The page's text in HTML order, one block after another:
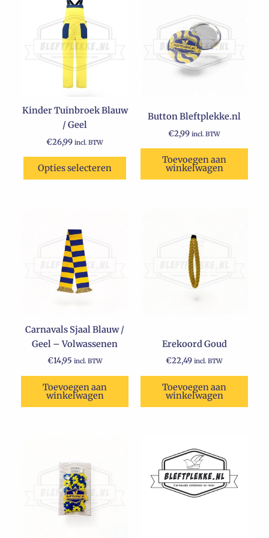
Kinder Tuinbroek Blauw
/ Geel
€26,99 incl. BTW
Opties selecteren
product
heeft
meerdere
variaties.
Deze
gekozen
worden
op
de
productpagina
Button Bleftplekke.nl
€2,99 incl. BTW
Toevoegen aan
winkelwagen
Carnavals Sjaal Blauw /
Geel – Volwassenen
€14,95 incl. BTW
Toevoegen aan
winkelwagen
Erekoord Goud
€22,49 incl. BTW
Toevoegen aan
winkelwagen